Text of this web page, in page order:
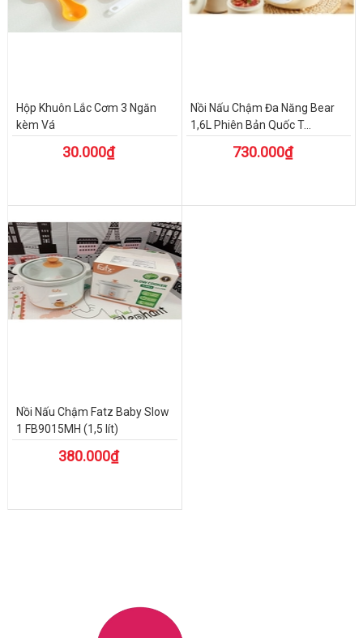
Hộp Khuôn Lắc Cơm 3 Ngăn
kèm Vá
30.000₫
Nồi Nấu Chậm Đa Năng Bear
1,6L Phiên Bản Quốc T...
730.000₫
Nồi Nấu Chậm Fatz Baby Slow
1 FB9015MH (1,5 lít)
380.000₫